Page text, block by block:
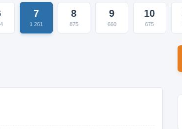
7
1 261
8
875
9
660
10
675